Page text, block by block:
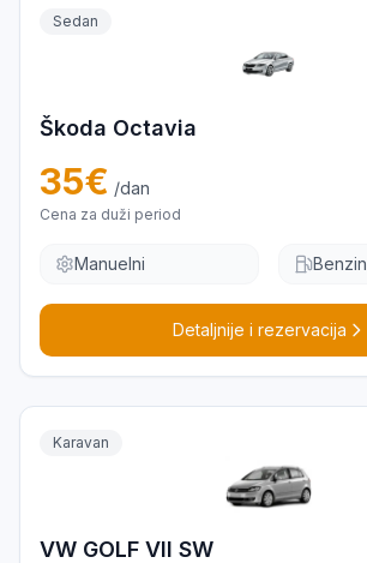
Sedan
Škoda Octavia
35€ /dan
Cena za duži period
Manuelni Benzin
Detaljnije i rezervacija
Karavan
VW GOLF VII SW